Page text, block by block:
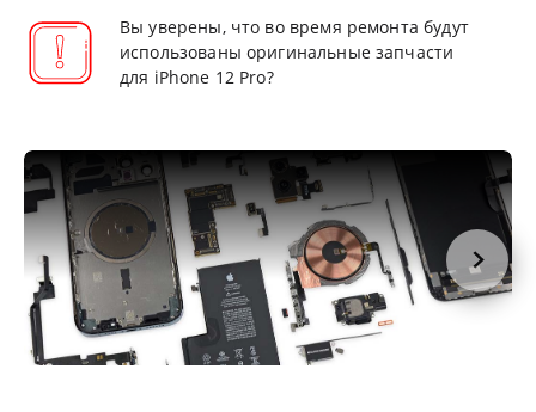
Вы уверены, что во время ремонта будут
использованы оригинальные запчасти
для iPhone 12 Pro?